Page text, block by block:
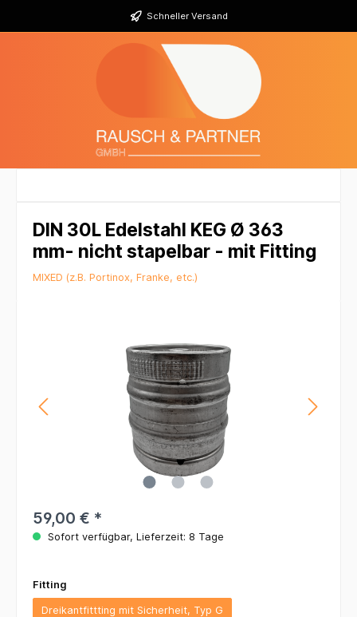
Schneller Versand
DIN 30L Edelstahl KEG Ø 363
mm- nicht stapelbar - mit Fitting
MIXED (z.B. Portinox, Franke, etc.)
59,00 € *
Sofort verfügbar, Lieferzeit: 8 Tage
Fitting
Dreikantfittting mit Sicherheit, Typ G